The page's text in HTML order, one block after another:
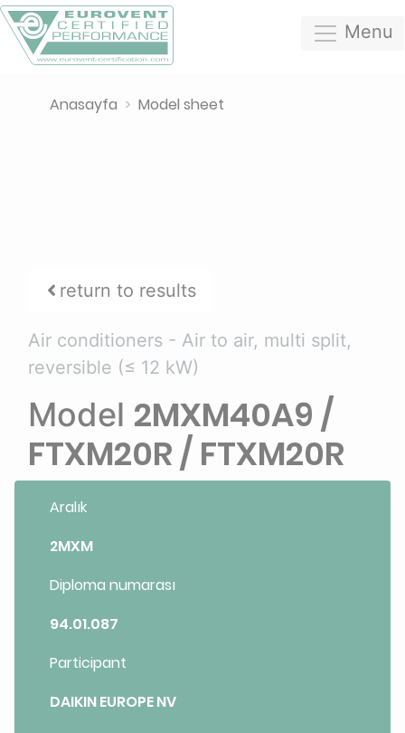
Menu
Anasayfa Model sheet
return to results
Air conditioners - Air to air, multi split,
reversible (≤ 12 kW)
Model 2MXM40A9 /
FTXM20R / FTXM20R
Aralık
2MXM
Diploma numarası
94.01.087
Participant
DAIKIN EUROPE NV